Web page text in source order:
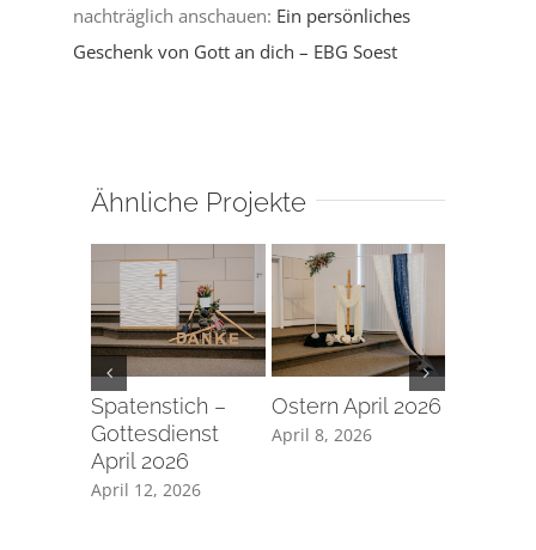
nachträglich anschauen: Ein persönliches
Geschenk von Gott an dich – EBG Soest
Ähnliche Projekte
Spatenstich –
Gottesdienst
April 2026
April 12, 2026
Ostern April 2026
April 8, 2026